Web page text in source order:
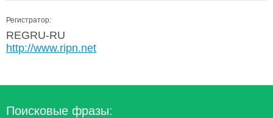
Регистратор:
REGRU-RU
http://www.ripn.net
Поисковые фразы: